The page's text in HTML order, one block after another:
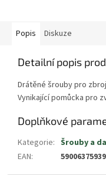
Popis Diskuze
Detailní popis
Drátěné šrouby pro
Vynikající pomůcka pro
Doplňkové
Kategorie: Šrouby a
EAN: